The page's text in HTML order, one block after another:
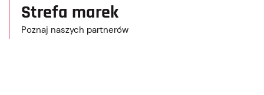
Strefa marek
Poznaj naszych partnerów